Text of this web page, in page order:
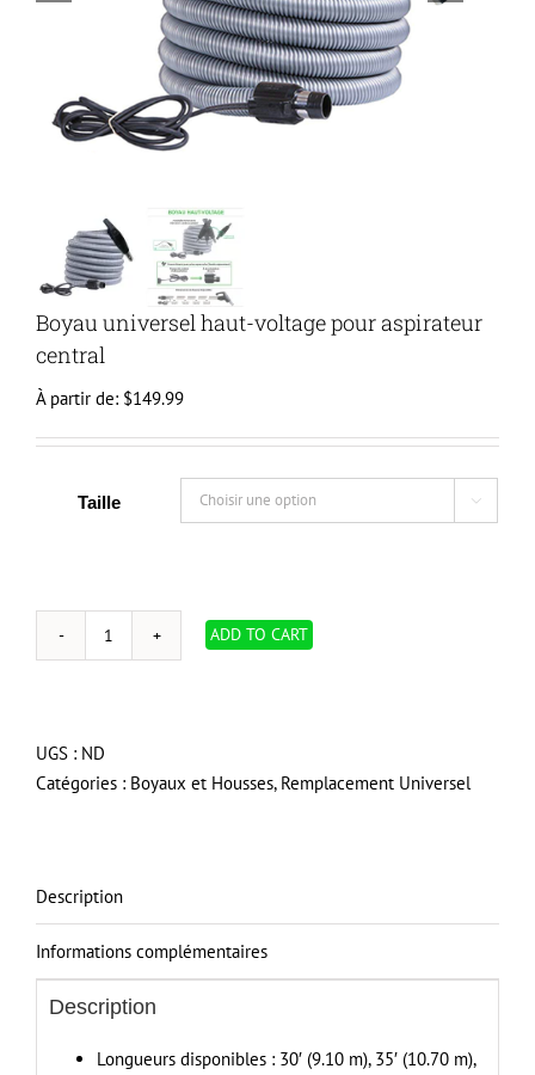
Boyau universel haut-voltage pour aspirateur
central
À partir de: $149.99
Taille 
quantité
voltage
ADD TO CART
UGS : ND
Catégories : Boyaux et Housses, Remplacement Universel
Description
Informations complémentaires
Description
Longueurs disponibles : 30′ (9.10 m), 35′ (10.70 m),